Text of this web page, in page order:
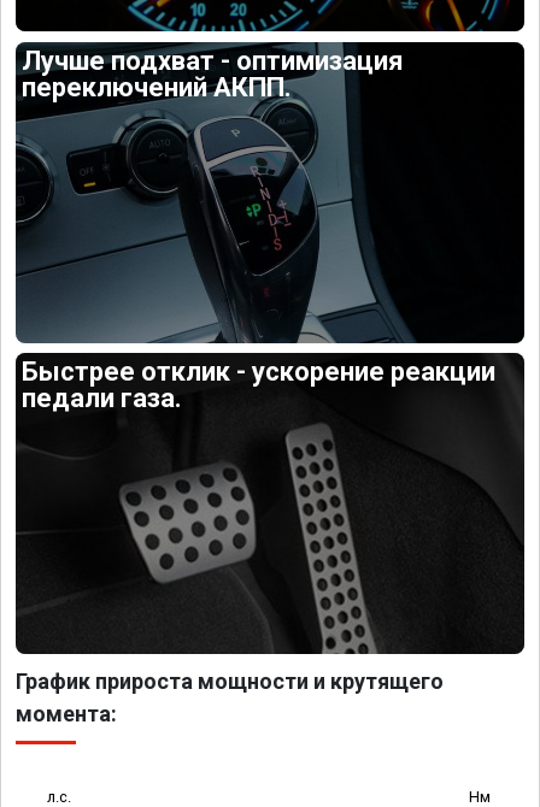
Лучше подхват - оптимизация
переключений АКПП.
Быстрее отклик - ускорение реакции
педали газа.
График прироста мощности и крутящего
момента:
л.с. Нм